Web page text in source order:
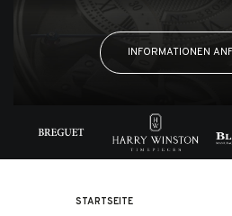
INFORMATIONEN
STARTSEITE